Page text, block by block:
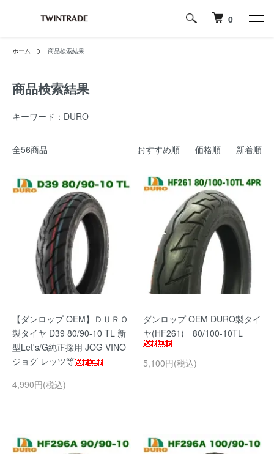
0
ホーム 商品検索結果
商品検索結果
キーワード：DURO
全56商品 おすすめ順 価格順 新着順
【ダンロップ OEM】ＤＵＲＯ
製タイヤ D39 80/90-10 TL 新
型Let's/G純正採用 JOG VINO
ジョグ レッツ等
4,990円(税込)
ダンロップ OEM DURO製タイ
ヤ(HF261) 80/100-10TL
5,100円(税込)